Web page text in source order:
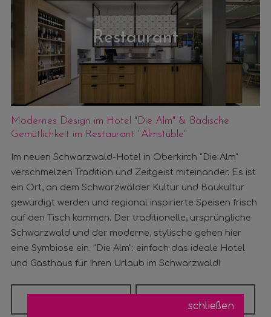
schließen
Restaurant
Modernes Design im Hotel "Die Alm" & Badische
Gemütlichkeit im Restaurant "Almstüble"
Im neuen Schwarzwald-Hotel in Oberkirch "Die Alm"
verschmelzen Tradition und Zeitgeist miteinander. Es ist
ein Ort, an dem Schwarzwälder Kultur und Baukultur
gewürdigt werden und regional inspirierte Speisen frisch
auf den Tisch kommen. Der traditionelle, ursprüngliche
Schwarzwald und der moderne, stylische gehen hier
eine Symbiose ein. "Die Alm": einfach das ideale Hotel
und Gasthaus für Ihren Urlaub im Schwarzwald!
Säle & Stuben